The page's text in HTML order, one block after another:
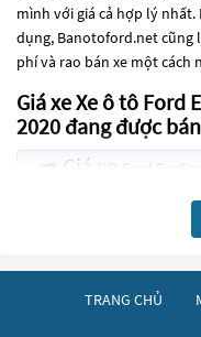
mình với giá cả hợp lý nhất.
dụng, Banotoford.net cũng
phí và rao bán xe một cách
Giá xe Xe ô tô Ford
2020 đang được
Giá xe Ford
Ford
Giá xeFord
TRANG CHỦ